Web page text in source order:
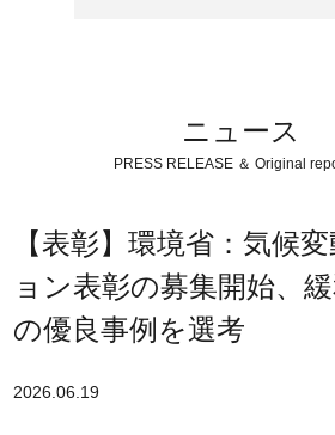
ニュース
PRESS RELEASE ＆ Original
【表彰】環境省：気候
ョン表彰の募集開始、
の優良事例を選考
2026.06.19